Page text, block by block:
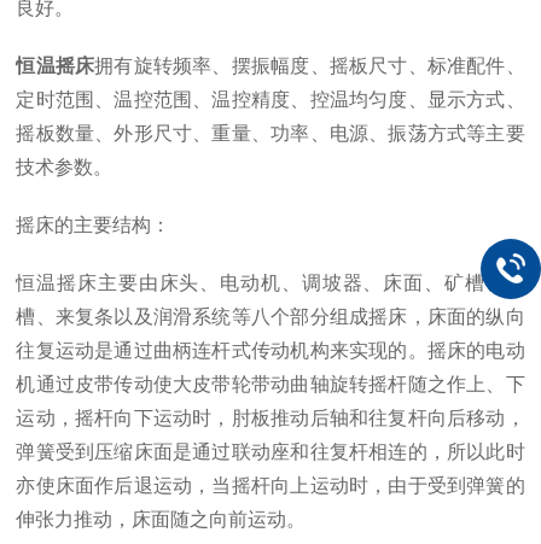
良好。
恒温摇床拥有旋转频率、摆振幅度、摇板尺寸、标准配件、
定时范围、温控范围、温控精度、控温均匀度、显示方式、
摇板数量、外形尺寸、重量、功率、电源、振荡方式等主要
技术参数。
摇床的主要结构：
恒温摇床主要由床头、电动机、调坡器、床面、矿槽、水
槽、来复条以及润滑系统等八个部分组成摇床，床面的纵向
往复运动是通过曲柄连杆式传动机构来实现的。摇床的电动
机通过皮带传动使大皮带轮带动曲轴旋转摇杆随之作上、下
运动，摇杆向下运动时，肘板推动后轴和往复杆向后移动，
弹簧受到压缩床面是通过联动座和往复杆相连的，所以此时
亦使床面作后退运动，当摇杆向上运动时，由于受到弹簧的
伸张力推动，床面随之向前运动。